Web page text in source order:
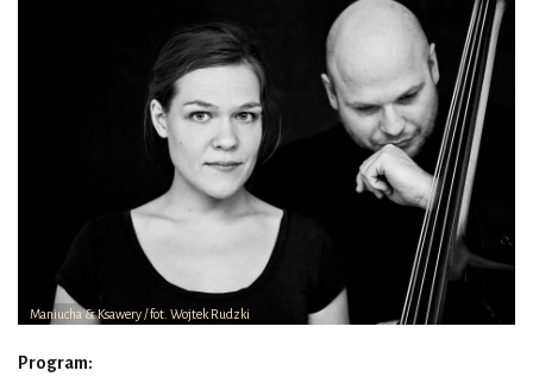
Maniucha & Ksawery / fot. Wojtek Rudzki
Program: